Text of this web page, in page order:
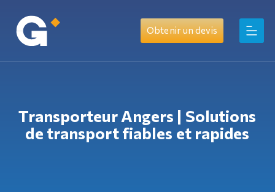
Obtenir un devis
Transporteur Angers | Solutions
de transport fiables et rapides